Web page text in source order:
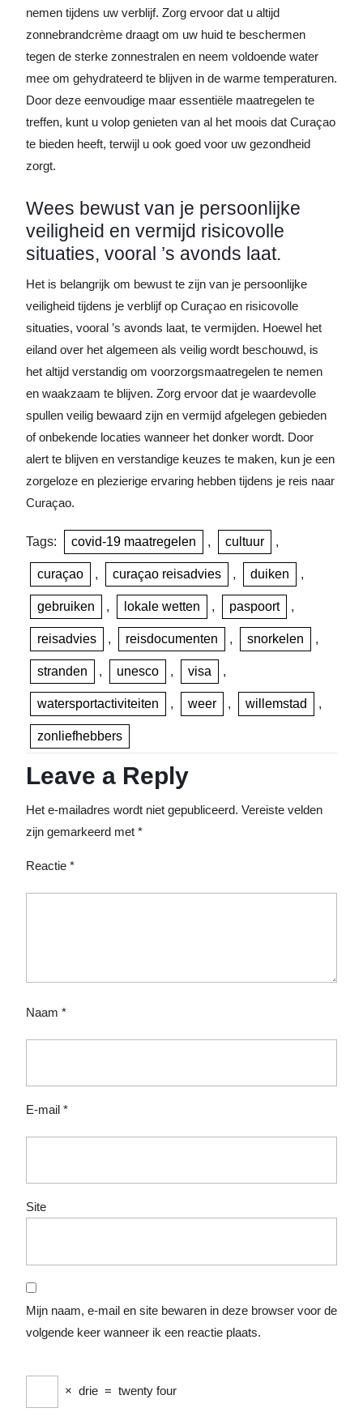
nemen tijdens uw verblijf. Zorg ervoor dat u altijd
zonnebrandcrème draagt om uw huid te beschermen
tegen de sterke zonnestralen en neem voldoende water
mee om gehydrateerd te blijven in de warme temperaturen.
Door deze eenvoudige maar essentiële maatregelen te
treffen, kunt u volop genieten van al het moois dat Curaçao
te bieden heeft, terwijl u ook goed voor uw gezondheid
zorgt.
Wees bewust van je persoonlijke
veiligheid en vermijd risicovolle
situaties, vooral ’s avonds laat.
Het is belangrijk om bewust te zijn van je persoonlijke
veiligheid tijdens je verblijf op Curaçao en risicovolle
situaties, vooral ’s avonds laat, te vermijden. Hoewel het
eiland over het algemeen als veilig wordt beschouwd, is
het altijd verstandig om voorzorgsmaatregelen te nemen
en waakzaam te blijven. Zorg ervoor dat je waardevolle
spullen veilig bewaard zijn en vermijd afgelegen gebieden
of onbekende locaties wanneer het donker wordt. Door
alert te blijven en verstandige keuzes te maken, kun je een
zorgeloze en plezierige ervaring hebben tijdens je reis naar
Curaçao.
Tags: covid-19 maatregelen , cultuur ,
curaçao , curaçao reisadvies , duiken ,
gebruiken , lokale wetten , paspoort ,
reisadvies , reisdocumenten , snorkelen ,
stranden , unesco , visa ,
watersportactiviteiten , weer , willemstad ,
zonliefhebbers
Leave a Reply
Het e-mailadres wordt niet gepubliceerd. Vereiste velden
zijn gemarkeerd met *
Reactie *
Naam *
E-mail *
Site
Mijn naam, e-mail en site bewaren in deze browser voor de
volgende keer wanneer ik een reactie plaats.
× drie = twenty four